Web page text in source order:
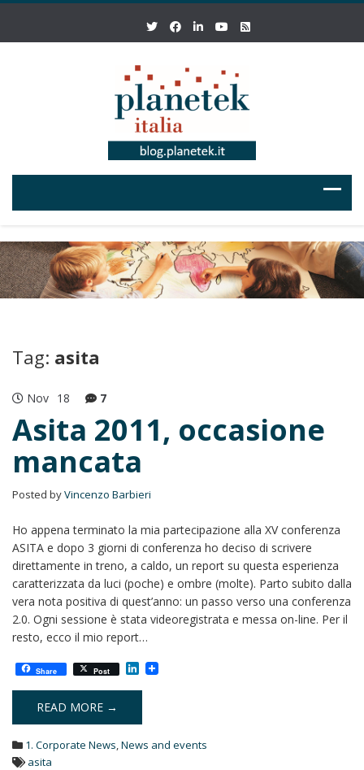
Tag: asita
Nov 18 7
Asita 2011, occasione
mancata
Posted byVincenzo Barbieri
Ho appena terminato la mia partecipazione alla XV conferenza
ASITA e dopo 3 giorni di conferenza ho deciso di scrivere
direttamente in treno, a caldo, un report su questa esperienza
caratterizzata da luci (poche) e ombre (molte). Parto subito dalla
vera nota positiva di quest’anno: un passo verso una conferenza
2.0. Ogni sessione è stata videoregistrata e messa on-line. Per il
resto, ecco il mio report…
Share Post L
n
e
I
READ MORE →
1. Corporate News,News and events
asita